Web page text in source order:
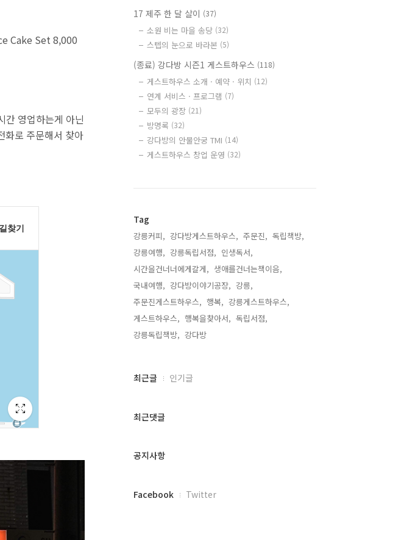
Cake Set 8,000
간 영업하는게 아닌
화로 주문해서 찾아
17 제주 한 달 살이 (37)
소원 비는 마을 송당 (32)
스텝의 눈으로 바라본 (5)
(종료) 강다방 시즌1 게스트하우스 (118)
게스트하우스 소개 · 예약 · 위치 (12)
연계 서비스 · 프로그램 (7)
모두의 광장 (21)
방명록 (32)
강다방의 안물안궁 TMI (14)
게스트하우스 창업 운영 (32)
Tag
강릉커피, 강다방게스트하우스, 주문진, 독립책방,
강릉여행, 강릉독립서점, 인생독서,
시간을건너너에게갈게, 생애를건너는책이음,
국내여행, 강다방이야기공장, 강릉,
주문진게스트하우스, 행복, 강릉게스트하우스,
게스트하우스, 행복을찾아서, 독립서점,
강릉독립책방, 강다방,
최
과
글
최근글 인기글
최근댓글
공지사항
페
Facebook Twitter